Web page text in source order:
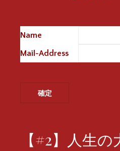
Name
Mail-Address
【#2】人生